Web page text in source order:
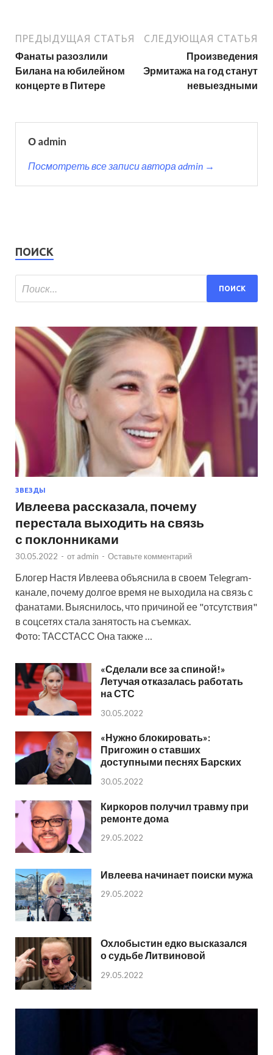
ПРЕДЫДУЩАЯ СТАТЬЯ
Фанаты разозлили
Билана на юбилейном
концерте в Питере
СЛЕДУЮЩАЯ СТАТЬЯ
Произведения
Эрмитажа на год станут
невыездными
О admin
Посмотреть все записи автора admin →
ПОИСК
ЗВЕЗДЫ
Ивлеева рассказала, почему
перестала выходить на связь
с поклонниками
30.05.2022 - от admin - Оставьте комментарий
Блогер Настя Ивлеева объяснила в своем Telegram-
канале, почему долгое время не выходила на связь с
фанатами. Выяснилось, что причиной ее "отсутствия"
в соцсетях стала занятость на съемках.
Фото: ТАССТАСС Она также …
«Сделали все за спиной!»
Летучая отказалась работать
на СТС
30.05.2022
«Нужно блокировать»:
Пригожин о ставших
доступными песнях Барских
30.05.2022
Киркоров получил травму при
ремонте дома
29.05.2022
Ивлеева начинает поиски мужа
29.05.2022
Охлобыстин едко высказался
о судьбе Литвиновой
29.05.2022